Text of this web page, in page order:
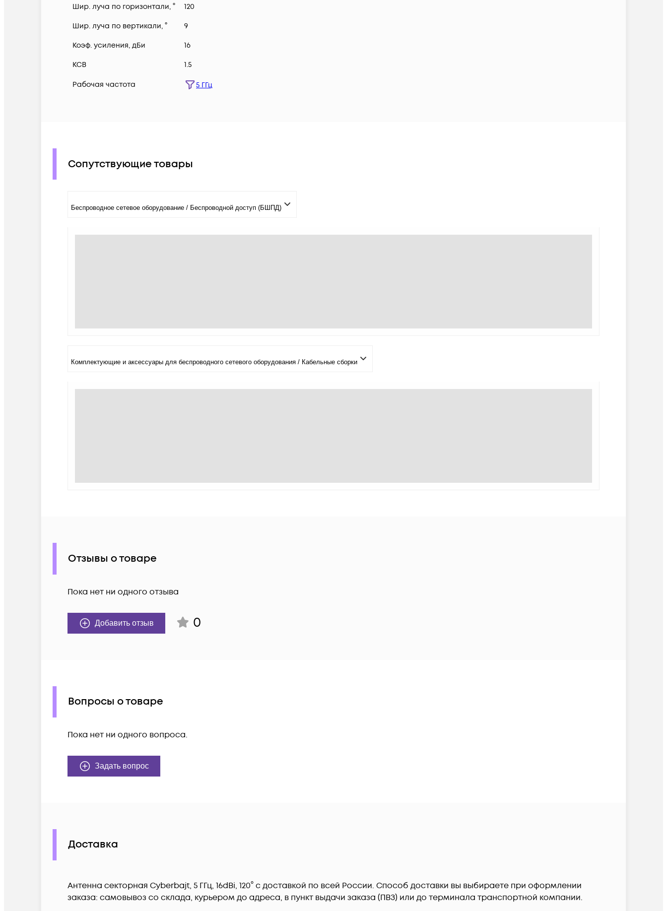
Шир. луча по горизонтали, ° 120
Шир. луча по вертикали, ° 9
Коэф. усиления, дБи 16
КСВ 1.5
Рабочая частота 5 ГГц
Сопутствующие товары
Беспроводное сетевое оборудование / Беспроводной доступ (БШПД)
Комплектующие и аксессуары для беспроводного сетевого оборудования / Кабельные сборки
Отзывы о товаре
Пока нет ни одного отзыва
Добавить отзыв 0
Вопросы о товаре
Пока нет ни одного вопроса.
Задать вопрос
Доставка
Антенна секторная Cyberbajt, 5 ГГц, 16dBi, 120° c доставкой по всей России. Способ доставки вы выбираете при оформлении
заказа: самовывоз со склада, курьером до адреса, в пункт выдачи заказа (ПВЗ) или до терминала транспортной компании.